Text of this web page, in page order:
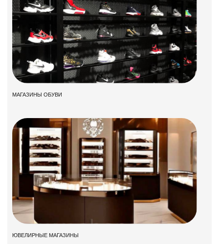
МАГАЗИНЫ ОБУВИ
ЮВЕЛИРНЫЕ МАГАЗИНЫ